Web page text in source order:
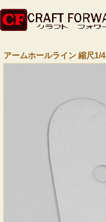
アームホールライン 縮尺1/4